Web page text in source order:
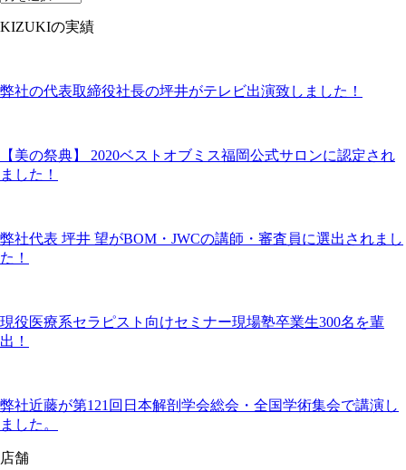
KIZUKIの実績
弊社の代表取締役社長の坪井がテレビ出演致しました！
【美の祭典】 2020ベストオブミス福岡公式サロンに認定され
ました！
弊社代表 坪井 望がBOM・JWCの講師・審査員に選出されまし
た！
現役医療系セラピスト向けセミナー現場塾卒業生300名を輩
出！
弊社近藤が第121回日本解剖学会総会・全国学術集会で講演し
ました。
店舗